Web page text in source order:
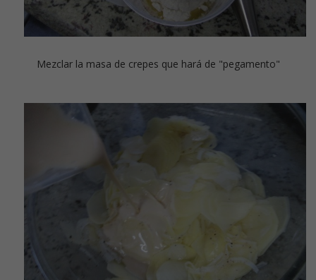
Mezclar la masa de crepes que hará de "pegamento"